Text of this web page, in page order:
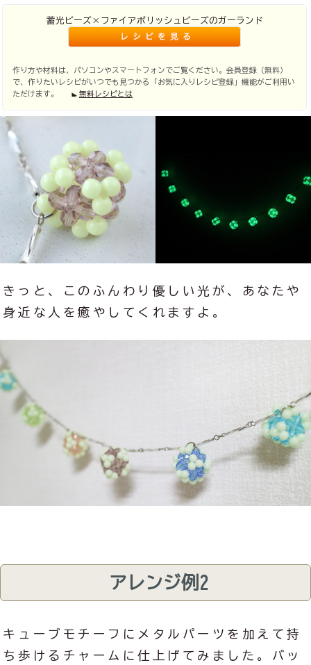
蓄光ビーズ×ファイアポリッシュビーズのガーランド
作り方や材料は、パソコンやスマートフォンでご覧ください。会員登録（無料）
で、作りたいレシピがいつでも見つかる「お気に入りレシピ登録」機能がご利用い
ただけます。
無料レシピとは
きっと、このふんわり優しい光が、あなたや
身近な人を癒やしてくれますよ。
アレンジ例2
キューブモチーフにメタルパーツを加えて持
ち歩けるチャームに仕上げてみました。バッ